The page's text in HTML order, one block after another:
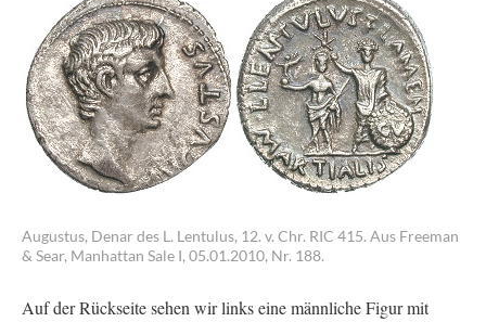
Augustus, Denar des L. Lentulus, 12. v. Chr. RIC 415. Aus Freeman
& Sear, Manhattan Sale I, 05.01.2010, Nr. 188.
Auf der Rückseite sehen wir links eine männliche Figur mit